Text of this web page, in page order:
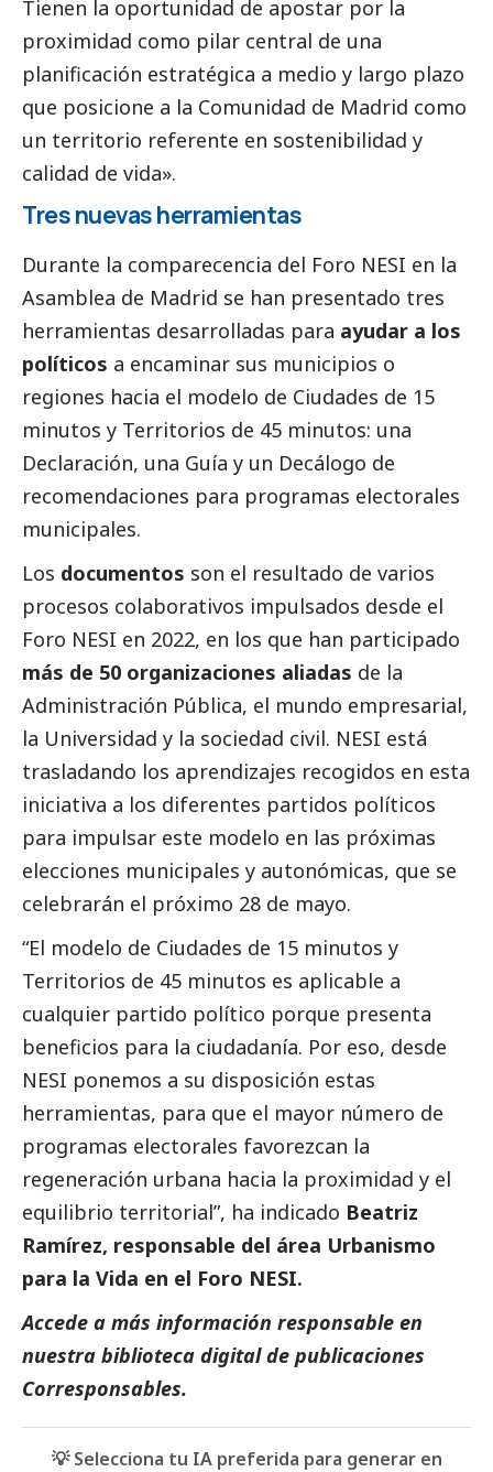
Tienen la oportunidad de apostar por la
proximidad como pilar central de una
planificación estratégica a medio y largo plazo
que posicione a la Comunidad de Madrid como
un territorio referente en sostenibilidad y
calidad de vida».
Tres nuevas herramientas
Durante la comparecencia del Foro NESI en la
Asamblea de Madrid se han presentado tres
herramientas desarrolladas para ayudar a los
políticos a encaminar sus municipios o
regiones hacia el modelo de Ciudades de 15
minutos y Territorios de 45 minutos: una
Declaración, una Guía y un Decálogo de
recomendaciones para programas electorales
municipales.
Los documentos son el resultado de varios
procesos colaborativos impulsados desde el
Foro NESI en 2022, en los que han participado
más de 50 organizaciones aliadas de la
Administración Pública, el mundo empresarial,
la Universidad y la sociedad civil. NESI está
trasladando los aprendizajes recogidos en esta
iniciativa a los diferentes partidos políticos
para impulsar este modelo en las próximas
elecciones municipales y autonómicas, que se
celebrarán el próximo 28 de mayo.
“El modelo de Ciudades de 15 minutos y
Territorios de 45 minutos es aplicable a
cualquier partido político porque presenta
beneficios para la ciudadanía. Por eso, desde
NESI ponemos a su disposición estas
herramientas, para que el mayor número de
programas electorales favorezcan la
regeneración urbana hacia la proximidad y el
equilibrio territorial”, ha indicado Beatriz
Ramírez, responsable del área Urbanismo
para la Vida en el Foro NESI.
Accede a más información responsable en
nuestra biblioteca digital de publicaciones
Corresponsables.
💡 Selecciona tu IA preferida para generar en